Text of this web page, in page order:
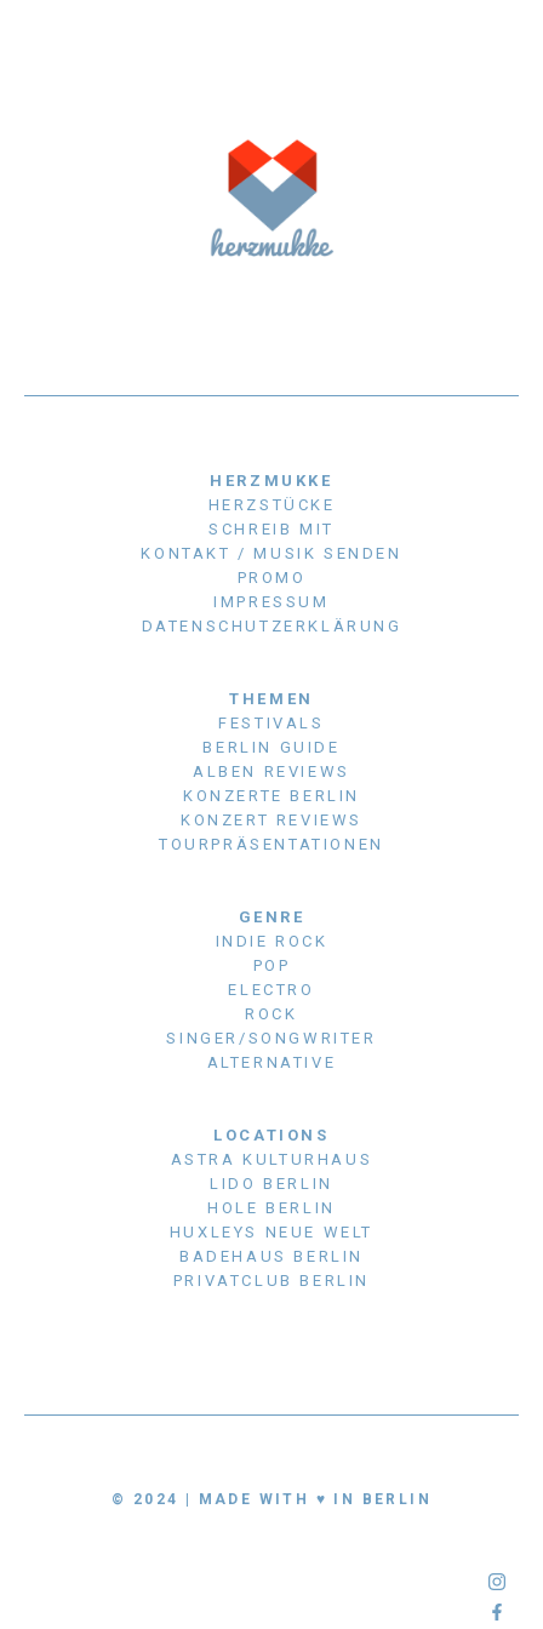
HERZMUKKE
HERZSTÜCKE
SCHREIB MIT
KONTAKT / MUSIK SENDEN
PROMO
IMPRESSUM
DATENSCHUTZERKLÄRUNG
THEMEN
FESTIVALS
BERLIN GUIDE
ALBEN REVIEWS
KONZERTE BERLIN
KONZERT REVIEWS
TOURPRÄSENTATIONEN
GENRE
INDIE ROCK
POP
ELECTRO
ROCK
SINGER/SONGWRITER
ALTERNATIVE
LOCATIONS
ASTRA KULTURHAUS
LIDO BERLIN
HOLE BERLIN
HUXLEYS NEUE WELT
BADEHAUS BERLIN
PRIVATCLUB BERLIN
© 2024 | MADE WITH ♥ IN BERLIN